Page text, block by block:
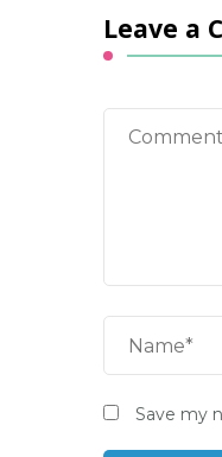
Leave a
Save my